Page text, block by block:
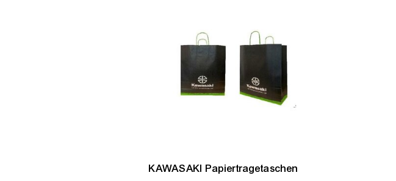
KAWASAKI Papiertragetaschen